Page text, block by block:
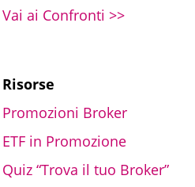
Vai ai Confronti >>
Risorse
Promozioni Broker
ETF in Promozione
Quiz “Trova il tuo Broker”